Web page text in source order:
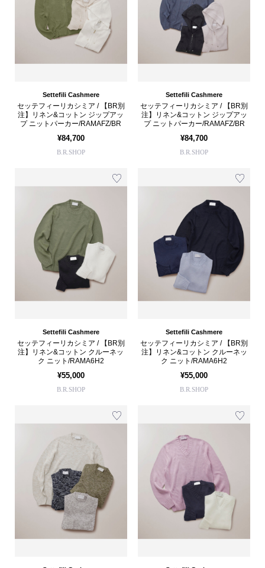
Settefili Cashmere
セッテフィーリカシミア / 【BR別
注】リネン&コットン ジップアッ
プ ニットパーカー/RAMAFZ/BR
¥84,700
B.R.SHOP
Settefili Cashmere
セッテフィーリカシミア / 【BR別
注】リネン&コットン ジップアッ
プ ニットパーカー/RAMAFZ/BR
¥84,700
B.R.SHOP
Settefili Cashmere
セッテフィーリカシミア / 【BR別
注】リネン&コットン クルーネッ
ク ニット/RAMA6H2
¥55,000
B.R.SHOP
Settefili Cashmere
セッテフィーリカシミア / 【BR別
注】リネン&コットン クルーネッ
ク ニット/RAMA6H2
¥55,000
B.R.SHOP